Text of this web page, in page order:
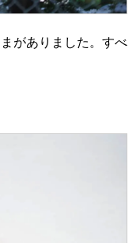
がありました。すべ